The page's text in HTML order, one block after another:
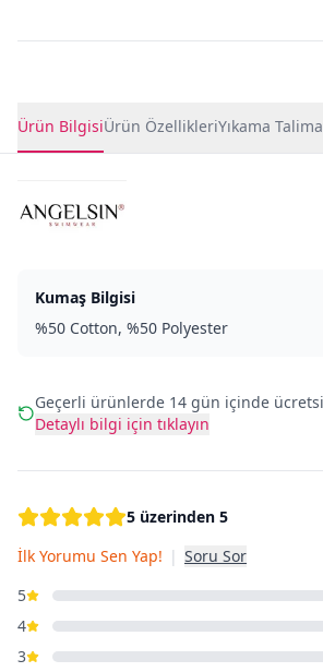
Ürün BilgisiÜrün ÖzellikleriYıkama
Kumaş Bilgisi
%50 Cotton, %50 Polyester
Geçerli ürünlerde 14 gün içinde
Detaylı bilgi için tıklayın
5 üzerinden 5
İlk Yorumu Sen Yap! | Soru Sor
5
4
3